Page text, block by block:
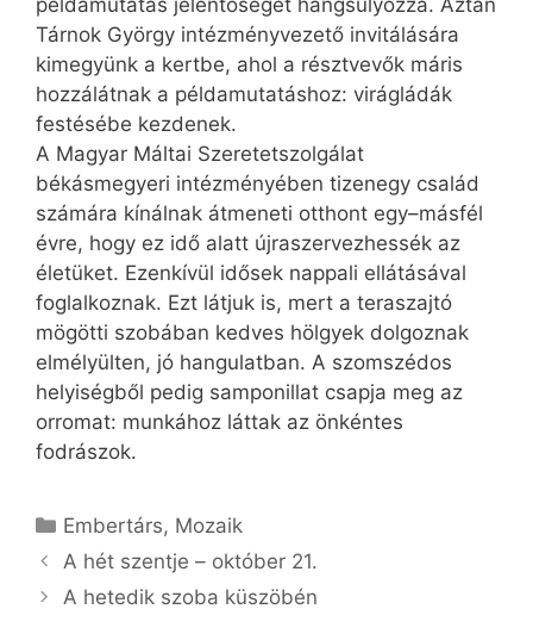
példamutatás jelentőségét hangsúlyozza. Aztán
Tárnok György intézményvezető invitálására
kimegyünk a kertbe, ahol a résztvevők máris
hozzálátnak a példamutatáshoz: virágládák
festésébe kezdenek.
A Magyar Máltai Szeretetszolgálat
békásmegyeri intézményében tizenegy család
számára kínálnak átmeneti otthont egy–másfél
évre, hogy ez idő alatt újraszervezhessék az
életüket. Ezenkívül idősek nappali ellátásával
foglalkoznak. Ezt látjuk is, mert a teraszajtó
mögötti szobában kedves hölgyek dolgoznak
elmélyülten, jó hangulatban. A szomszédos
helyiségből pedig samponillat csapja meg az
orromat: munkához láttak az önkéntes
fodrászok.
Kategória
Embertárs, Mozaik
A hét szentje – október 21.
A hetedik szoba küszöbén